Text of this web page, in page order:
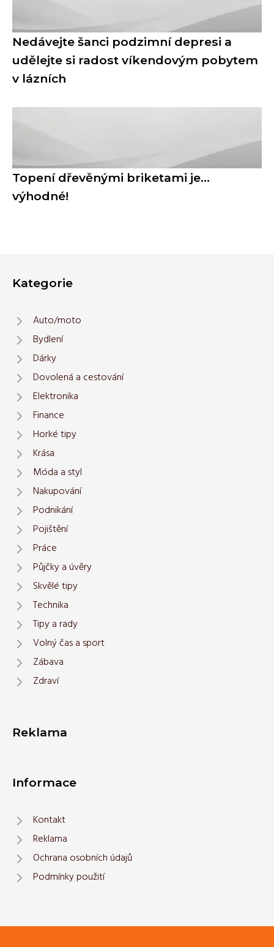
Nedávejte šanci podzimní depresi a
udělejte si radost víkendovým pobytem
v lázních
Topení dřevěnými briketami je...
výhodné!
Kategorie
Auto/moto
Bydlení
Dárky
Dovolená a cestování
Elektronika
Finance
Horké tipy
Krása
Móda a styl
Nakupování
Podnikání
Pojištění
Práce
Půjčky a úvěry
Skvělé tipy
Technika
Tipy a rady
Volný čas a sport
Zábava
Zdraví
Reklama
Informace
Kontakt
Reklama
Ochrana osobních údajů
Podmínky použití